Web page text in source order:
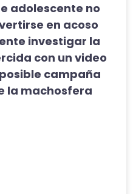
adolescente no
en acoso
investigar la
con un video
campaña
la machosfera